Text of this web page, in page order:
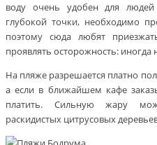
воду очень удобен для
глубокой точки, необходимо
поэтому сюда любят
проявлять осторожность:
На пляже разрешается платно
а если в ближайшем кафе
платить. Сильную жару
раскидистых цитрусовых